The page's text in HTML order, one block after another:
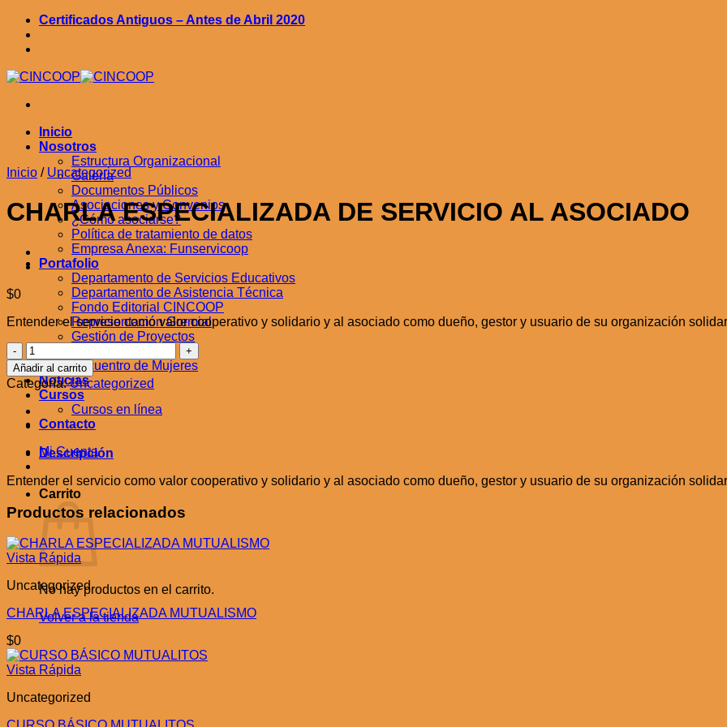
Saltar
contenido
Certificados Antiguos – Antes de Abril 2020
Inicio
Nosotros
Estructura Organizacional
Galería
Documentos Públicos
Asociaciones y Convenios
¿Cómo asociarse?
Política de tratamiento de datos
Empresa Anexa: Funservicoop
Portafolio
Departamento de Servicios Educativos
Departamento de Asistencia Técnica
Fondo Editorial CINCOOP
Representación Gremial
Gestión de Proyectos
Encuentro de Mujeres
Noticias
Cursos
Cursos en línea
Contacto
Mi Cuenta
Carrito
No hay productos en el carrito.
Volver a la tienda
Inicio / Uncategorized
CHARLA ESPECIALIZADA DE SERVICIO AL ASOCIADO
$0
Entender el servicio como valor cooperativo y solidario y al asociado como dueño, gestor y usuario de su organización
CHARLA
ESPECIALIZADA
DE
SERVICIO
AL
ASOCIADO
Añadir al carrito
Categoría:Uncategorized
Descripción
Entender el servicio como valor cooperativo y solidario y al asociado como dueño, gestor y usuario de su organización
Productos relacionados
Vista Rápida
Uncategorized
CHARLA ESPECIALIZADA MUTUALISMO
$0
Vista Rápida
Uncategorized